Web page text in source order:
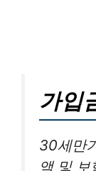
가입
30세만
액 및